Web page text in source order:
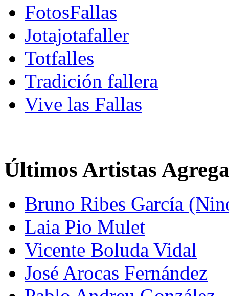
FotosFallas
Jotajotafaller
Totfalles
Tradición fallera
Vive las Fallas
Últimos Artistas
Bruno Ribes García
Laia Pio Mulet
Vicente Boluda Vidal
José Arocas Fernández